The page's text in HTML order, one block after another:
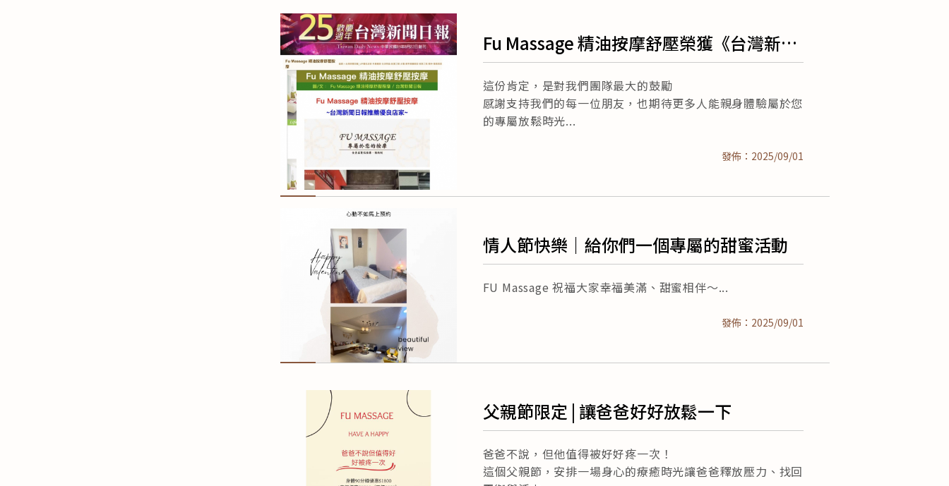
Fu Massage 精油按摩舒壓榮獲《台灣新聞
日報》推薦優良店家
發佈：2025/09/01
這份肯定，是對我們團隊最大的鼓勵
感謝支持我們的每一位朋友，也期待更多人能親身體驗屬於您
的專屬放鬆時光
情人節快樂｜給你們一個專屬的甜蜜活動
發佈：2025/09/01
FU Massage 祝福大家幸福美滿、甜蜜相伴～
父親節限定 | 讓爸爸好好放鬆一下
爸爸不說，但他值得被好好疼一次！
這個父親節，安排一場身心的療癒時光讓爸爸釋放壓力、找回